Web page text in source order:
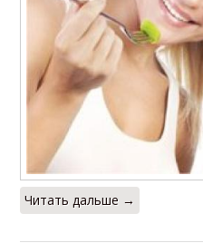
Читать дальше →